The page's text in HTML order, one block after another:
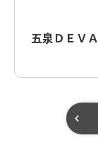
五泉ＤＥＶＡ